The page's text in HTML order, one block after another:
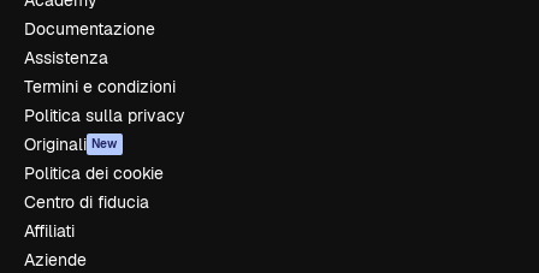
Documentazione
Assistenza
Termini e condizioni
Politica sulla privacy
Originali New
Politica dei cookie
Centro di fiducia
Affiliati
Aziende